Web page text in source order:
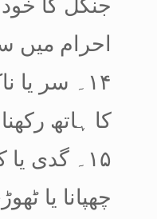
احرام میں
۱۴۔ سر یا
کا ہاتھ
۱۵۔ گدی
چھپانا یا